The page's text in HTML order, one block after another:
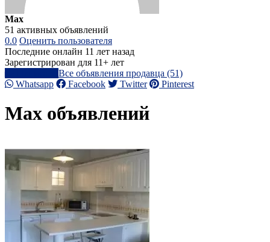
Max
51 активных объявлений
0.0 Оценить пользователя
Последние онлайн 11 лет назад
Зарегистрирован для 11+ лет
Все объявления продавца (51)
Whatsapp
Facebook Twitter Pinterest
Max объявлений